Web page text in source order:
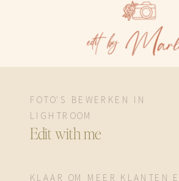
Edit with me
FOTO'S BEWERKEN IN
LIGHTROOM
KLAAR OM MEER KLANTEN